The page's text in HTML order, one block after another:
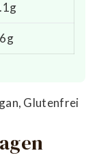
Glutenfrei